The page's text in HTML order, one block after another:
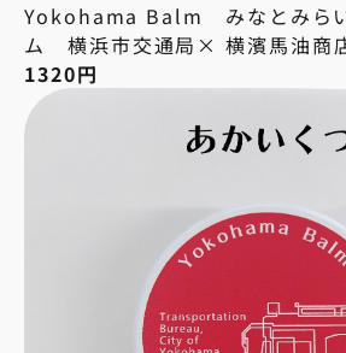
Yokohama Balm みなとみら
ム 横浜市交通局× 横濱馬油商店
1320円